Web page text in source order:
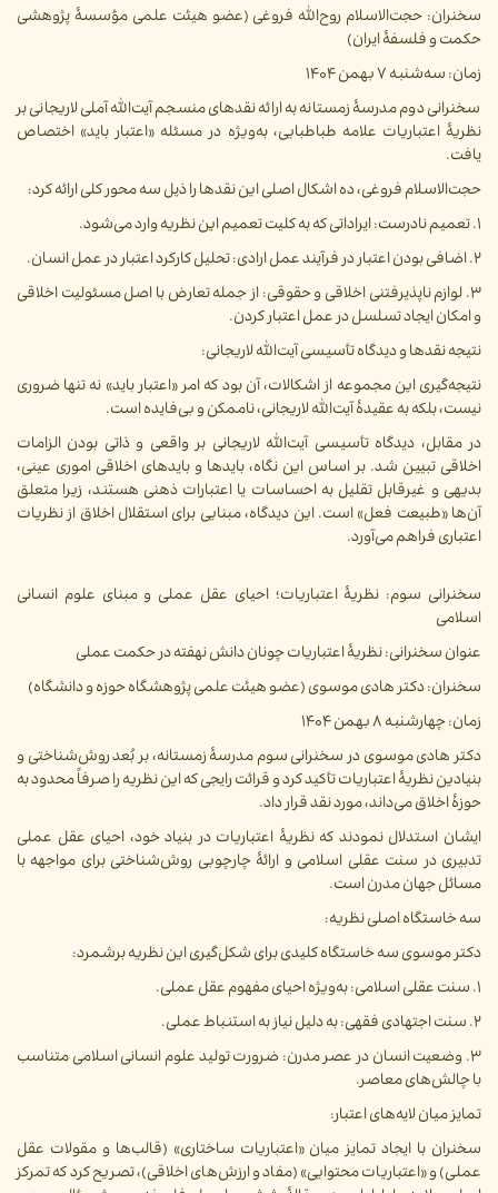
سخنران: حجت‌الاسلام روح‌الله فروغی (عضو هیئت علمی مؤسسۀ پژوهشی
حکمت و فلسفۀ ایران)
زمان: سه‌شنبه ۷ بهمن ۱۴۰۴
سخنرانی دوم مدرسۀ زمستانه به ارائه نقدهای منسجم آیت‌الله آملی لاریجانی بر
نظریۀ اعتباریات علامه طباطبایی، به‌ویژه در مسئله «اعتبار باید» اختصاص
یافت.
حجت‌الاسلام فروغی، ده اشکال اصلی این نقدها را ذیل سه محور کلی ارائه کرد:
۱. تعمیم نادرست: ایراداتی که به کلیت تعمیم این نظریه وارد می‌شود.
۲. اضافی بودن اعتبار در فرآیند عمل ارادی: تحلیل کارکرد اعتبار در عمل انسان.
۳. لوازم ناپذیرفتنی اخلاقی و حقوقی: از جمله تعارض با اصل مسئولیت اخلاقی
و امکان ایجاد تسلسل در عمل اعتبار کردن.
نتیجه نقدها و دیدگاه تأسیسی آیت‌الله لاریجانی:
نتیجه‌گیری این مجموعه از اشکالات، آن بود که امر «اعتبار باید» نه تنها ضروری
نیست، بلکه به عقیدۀ آیت‌الله لاریجانی، ناممکن و بی‌فایده است.
در مقابل، دیدگاه تأسیسی آیت‌الله لاریجانی بر واقعی و ذاتی بودن الزامات
اخلاقی تبیین شد. بر اساس این نگاه، بایدها و بایدهای اخلاقی اموری عینی،
بدیهی و غیرقابل تقلیل به احساسات یا اعتبارات ذهنی هستند، زیرا متعلق
آن‌ها «طبیعت فعل» است. این دیدگاه، مبنایی برای استقلال اخلاق از نظریات
اعتباری فراهم می‌آورد.
سخنرانی سوم: نظریۀ اعتباریات؛ احیای عقل عملی و مبنای علوم انسانی
اسلامی
عنوان سخنرانی: نظریۀ اعتباریات چونان دانش نهفته در حکمت عملی
سخنران: دکتر هادی موسوی (عضو هیئت علمی پژوهشگاه حوزه و دانشگاه)
زمان: چهارشنبه ۸ بهمن ۱۴۰۴
دکتر هادی موسوی در سخنرانی سوم مدرسۀ زمستانه، بر بُعد روش‌شناختی و
بنیادین نظریۀ اعتباریات تأکید کرد و قرائت رایجی که این نظریه را صرفاً محدود به
حوزۀ اخلاق می‌داند، مورد نقد قرار داد.
ایشان استدلال نمودند که نظریۀ اعتباریات در بنیاد خود، احیای عقل عملی
تدبیری در سنت عقلی اسلامی و ارائۀ چارچوبی روش‌شناختی برای مواجهه با
مسائل جهان مدرن است.
سه خاستگاه اصلی نظریه:
دکتر موسوی سه خاستگاه کلیدی برای شکل‌گیری این نظریه برشمرد:
۱. سنت عقلی اسلامی: به‌ویژه احیای مفهوم عقل عملی.
۲. سنت اجتهادی فقهی: به دلیل نیاز به استنباط عملی.
۳. وضعیت انسان در عصر مدرن: ضرورت تولید علوم انسانی اسلامی متناسب
با چالش‌های معاصر.
تمایز میان لایه‌های اعتبار:
سخنران با ایجاد تمایز میان «اعتباریات ساختاری» (قالب‌ها و مقولات عقل
عملی) و «اعتباریات محتوایی» (مفاد و ارزش‌های اخلاقی)، تصریح کرد که تمرکز